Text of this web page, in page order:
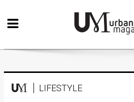
Početna
Vizualne
Teatar LIFESTYLE